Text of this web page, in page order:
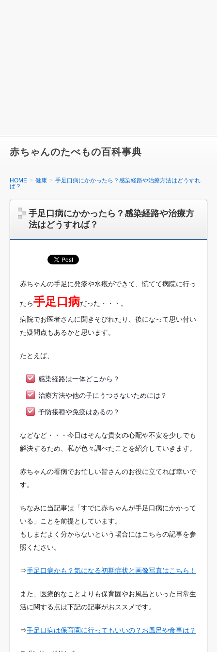
赤ちゃんのたべもの百科事典
HOME 健康
手足口病にかかったら？感染経路や治療方法はどうすれ
ば？
手足口病にかかったら？感染経路や治療方
法はどうすれば？
赤ちゃんの手足に発疹や水疱ができて、慌てて病院に行っ
たら手足口病だった・・・。
病院でお医者さんに聞きそびれたり、後になって思い付い
た疑問点もあるかと思います。
たとえば、
感染経路は一体どこから？
治療方法や他の子にうつさないためには？
予防接種や免疫はあるの？
などなど・・・今日はそんな貴女の心配や不安を少しでも
解決するため、私が色々調べたことを紹介していきます。
赤ちゃんの看病でお忙しい皆さんのお役に立てれば幸いで
す。
ちなみに当記事は「すでに赤ちゃんが手足口病にかかって
いる」ことを前提としています。
もしまだよく分からないという場合にはこちらの記事を参
照ください。
⇒手足口病かも？気になる初期症状と画像写真はこちら！
また、医療的なことよりも保育園やお風呂といった日常生
活に関する点は下記の記事がおススメです。
⇒手足口病は保育園に行ってもいいの？お風呂や食事は？